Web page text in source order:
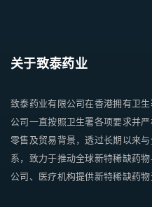
关于致泰药业
致泰药业有限公司在香港拥有卫
公司一直按照卫生署各项要求并
零售及贸易背景，透过长期以来
系，致力于推动全球新特稀缺药
公司、医疗机构提供新特稀缺药物